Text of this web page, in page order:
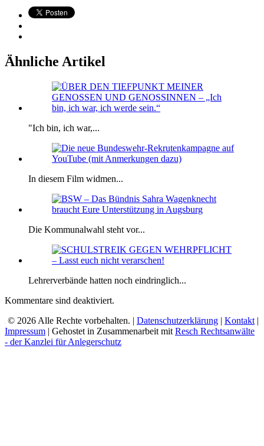
Ähnliche Artikel
"Ich bin, ich war,...
In diesem Film widmen...
Die Kommunalwahl steht vor...
Lehrerverbände hatten noch eindringlich...
Kommentare sind deaktiviert.
© 2026 Alle Rechte vorbehalten. | Datenschutzerklärung | Kontakt |
Impressum | Gehostet in Zusammenarbeit mit Resch Rechtsanwälte
- der Kanzlei für Anlegerschutz